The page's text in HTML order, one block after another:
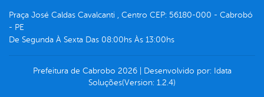
Praça José Caldas Cavalcanti , Centro CEP: 56180-000 - Cabrobó
- PE
De Segunda À Sexta Das 08:00hs Às 13:00hs
Prefeitura de Cabrobo 2026| Desenvolvido por: Idata
Soluções(Version: 1.2.4)